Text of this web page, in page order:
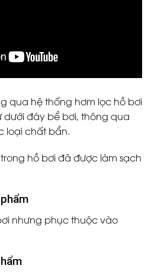
qua hệ thống hơm lọc hồ bơi
dưới đáy bể bơi, thông qua
loại chất bẩn.
hồ bơi đã được làm sạch
nhưng phục thuộc vào